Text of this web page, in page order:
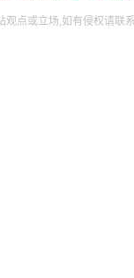
观点或立场,如有侵权请联系